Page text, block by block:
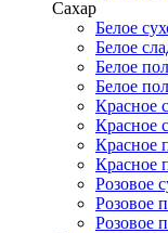
Сахар
Белое
Белое
Белое
Белое
Красное
Красное
Красное
Красное
Розовое
Розовое
Розовое